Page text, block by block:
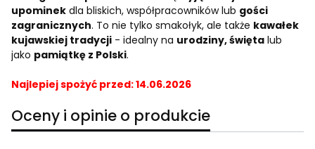
upominek dla bliskich, współpracowników lub gości
zagranicznych. To nie tylko smakołyk, ale także kawałek
kujawskiej tradycji - idealny na urodziny, święta lub
jako pamiątkę z Polski.
Najlepiej spożyć przed: 14.06.2026
Oceny i opinie o produkcie